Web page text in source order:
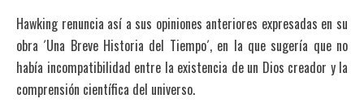
Hawking renuncia así a sus opiniones anteriores expresadas en su
obra ´Una Breve Historia del Tiempo´, en la que sugería que no
había incompatibilidad entre la existencia de un Dios creador y la
comprensión científica del universo.